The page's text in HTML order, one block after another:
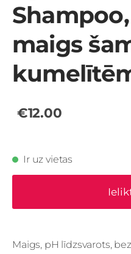
maigs
€12.00
Ir uz vietas
Maigs, pH līdzsvarots,